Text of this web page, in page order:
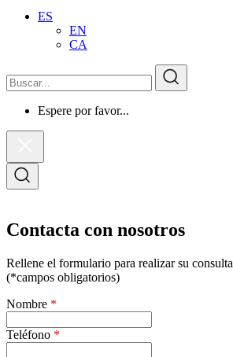
ES
EN
CA
Buscar
Espere por favor...
formulario
de
búsqueda
Abrir
el
Contacta con nosotros
Rellene el formulario para realizar su consulta
(*campos obligatorios)
Nombre *
Teléfono *